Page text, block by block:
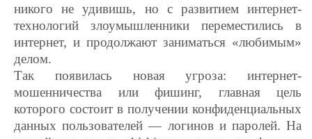
никого не удивишь, но с развитием интернет-
технологий злоумышленники переместились в
интернет, и продолжают заниматься «любимым»
делом.
Так появилась новая угроза: интернет-
мошенничества или фишинг, главная цель
которого состоит в получении конфиденциальных
данных пользователей — логинов и паролей. На